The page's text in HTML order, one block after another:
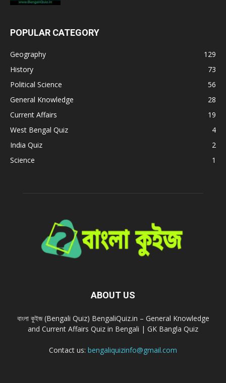
POPULAR CATEGORY
Geography
129
History
73
Political Science
56
General Knowledge
28
Current Affairs
19
West Bengal Quiz
4
India Quiz
2
Science
1
ABOUT US
বাংলা কুইজ (Bengali Quiz) BengaliQuiz.in – General Knowledge
and Current Affairs Quiz in Bengali | GK Bangla Quiz
Contact us: bengaliquizinfo@gmail.com